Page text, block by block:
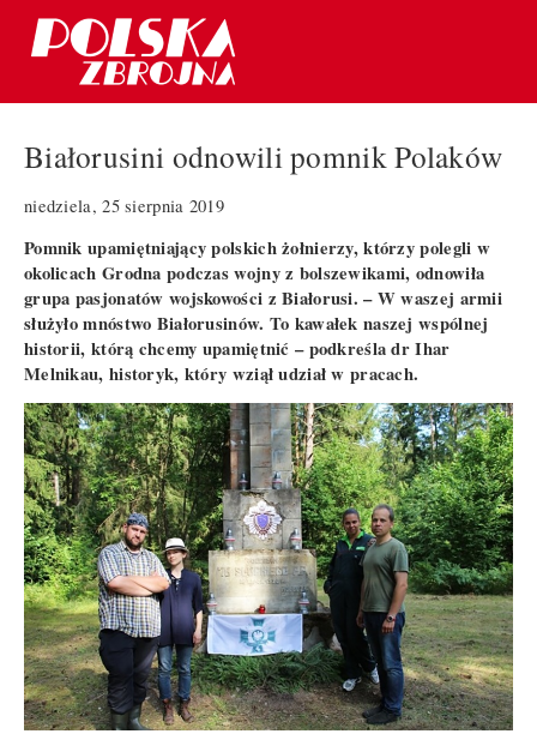
Białorusini odnowili pomnik Polaków
niedziela, 25 sierpnia 2019
Pomnik upamiętniający polskich żołnierzy, którzy polegli w
okolicach Grodna podczas wojny z bolszewikami, odnowiła
grupa pasjonatów wojskowości z Białorusi. – W waszej armii
służyło mnóstwo Białorusinów. To kawałek naszej wspólnej
historii, którą chcemy upamiętnić – podkreśla dr Ihar
Melnikau, historyk, który wziął udział w pracach.